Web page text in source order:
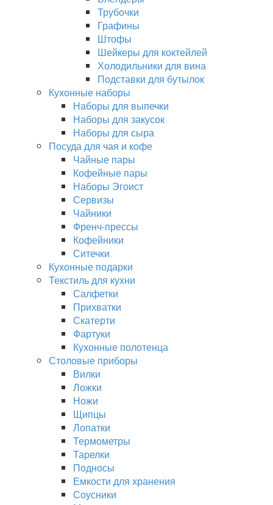
Трубочки
Графины
Штофы
Шейкеры для коктейлей
Холодильники для вина
Подставки для бутылок
Кухонные наборы
Наборы для выпечки
Наборы для закусок
Наборы для сыра
Посуда для чая и кофе
Чайные пары
Кофейные пары
Наборы Эгоист
Сервизы
Чайники
Френч-прессы
Кофейники
Ситечки
Кухонные подарки
Текстиль для кухни
Салфетки
Прихватки
Скатерти
Фартуки
Кухонные полотенца
Столовые приборы
Вилки
Ложки
Ножи
Щипцы
Лопатки
Термометры
Тарелки
Подносы
Емкости для хранения
Соусники